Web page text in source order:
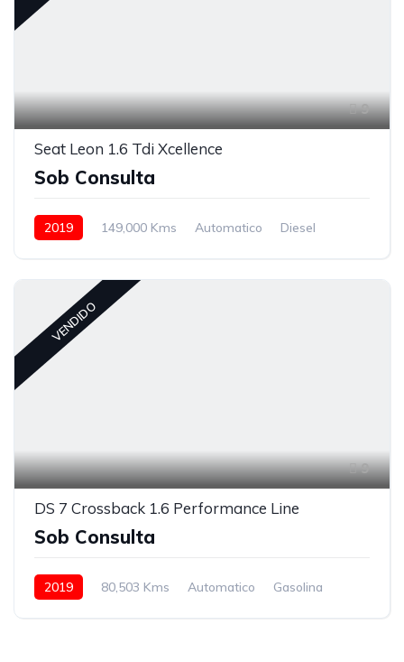
9
Seat Leon 1.6 Tdi Xcellence
Sob Consulta
2019 149,000 Kms Automatico
Diesel
VENDIDO
9
DS 7 Crossback 1.6 Performance Line
Sob Consulta
2019 80,503 Kms Automatico
Gasolina